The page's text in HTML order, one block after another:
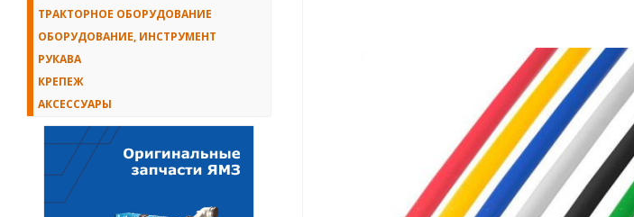
ТРАКТОРНОЕ ОБОРУДОВАНИЕ
ОБОРУДОВАНИЕ, ИНСТРУМЕНТ
РУКАВА
КРЕПЕЖ
АКСЕССУАРЫ